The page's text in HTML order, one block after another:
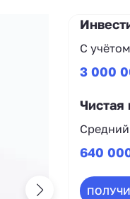
С
3 000
Чистая
Средний
640